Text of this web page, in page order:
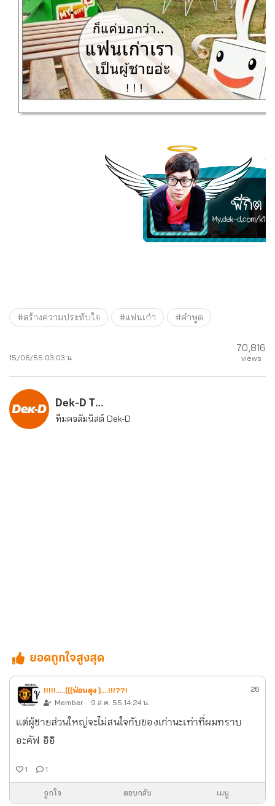
#สร้างความประทับใจ #แฟนเก่า #คำพูด
15/06/55 03:03 น.
70,816
views
Dek-D Team
ทีมคอลัมนิสต์ Dek-D
ยอดถูกใจสูงสุด
!!!!!.....[[[ฟ่อนคุง ]....!!!??!
Member
9 ส.ค. 55 14:24 น.
26
แต่ผู้ชายส่วนใหญ่จะไม่สนใจกับของเก่านะเท่าที่ผมทราบ
อะคัฟ อิอิ
1 1
ถูกใจ ตอบกลับ เมนู